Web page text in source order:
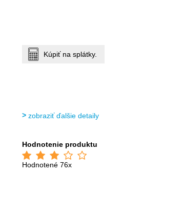
Kúpiť na splátky.
zobraziť ďalšie detaily
Hodnotenie produktu
Hodnotené 76x